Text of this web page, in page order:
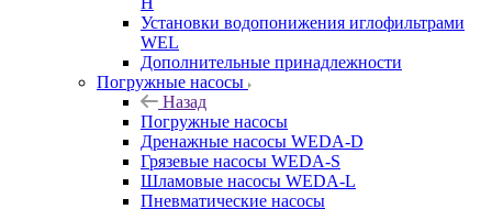
Установки водопонижения иглофильтрами
WEL
Дополнительные принадлежности
Погружные насосы
Назад
Погружные насосы
Дренажные насосы WEDA-D
Грязевые насосы WEDA-S
Шламовые насосы WEDA-L
Пневматические насосы